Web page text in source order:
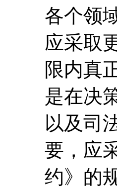
各个领
应采取
限内真
是在决
以及司
要，应
约》的